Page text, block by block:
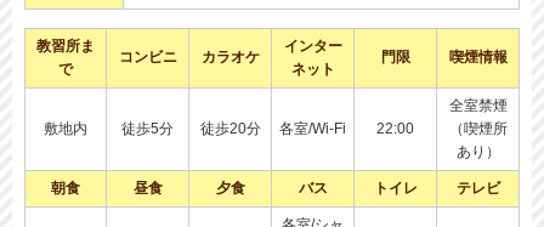
教習所ま
で
コンビニ カラオケ
インター
ネット
門限 喫煙情報
敷地内 徒歩5分 徒歩20分 各室/Wi-Fi 22:00
全室禁煙
（喫煙所
あり）
朝食 昼食 夕食 バス トイレ テレビ